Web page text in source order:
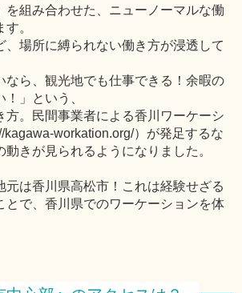
を組み合わせた、ニューノーマルな働
。
、場所に縛られない働き方が浸透して
なら、観光地でも仕事できる！余暇の
」という、
方。民間事業者による香川ワーケーシ
kagawa-workation.org/）が発足するな
動きが見られるようになりました。
元は香川県高松市！これは経験せざる
とで、香川県でのワーケーションを体